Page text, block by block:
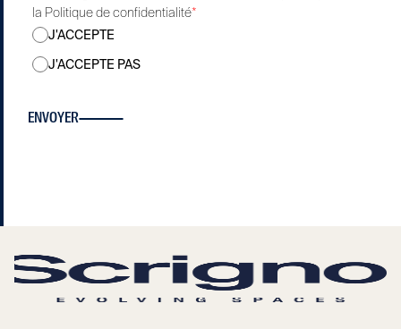
la Politique de confidentialité*
J'ACCEPTE
J'ACCEPTE PAS
ENVOYER